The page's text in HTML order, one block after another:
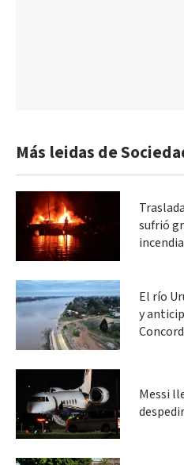
Más leidas de
sufrió
El río
y
Messi